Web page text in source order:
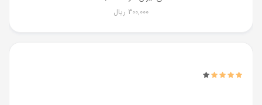
300,000 ریال